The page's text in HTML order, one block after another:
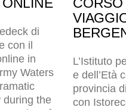
di
con il
in
Waters
during the
L’Istituto
e dell’Età
provincia
con